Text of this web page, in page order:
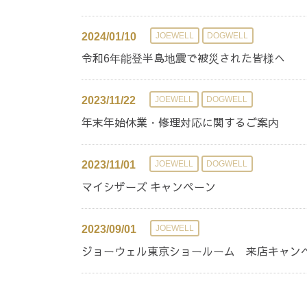
2024/01/10 JOEWELL DOGWELL
令和6年能登半島地震で被災された皆様へ
2023/11/22 JOEWELL DOGWELL
年末年始休業・修理対応に関するご案内
2023/11/01 JOEWELL DOGWELL
マイシザーズ キャンペーン
2023/09/01 JOEWELL
ジョーウェル東京ショールーム 来店キャン